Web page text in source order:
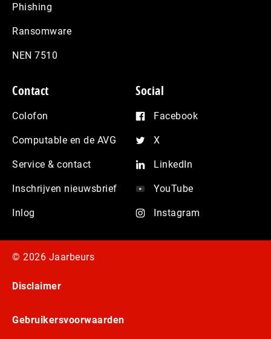
Phishing
Ransomware
NEN 7510
Contact
Colofon
Computable en de AVG
Service & contact
Inschrijven nieuwsbrief
Inlog
Social
Facebook
X
LinkedIn
YouTube
Instagram
© 2026 Jaarbeurs
Disclaimer
Gebruikersvoorwaarden